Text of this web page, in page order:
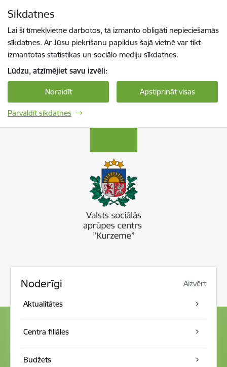
Sīkdatnes
Lai šī tīmekļvietne darbotos, tā izmanto obligāti nepieciešamās
sīkdatnes. Ar Jūsu piekrišanu papildus šajā vietnē var tikt
izmantotas statistikas un sociālo mediju sīkdatnes.
Lūdzu, atzīmējiet savu izvēli:
Noraidīt Apstiprināt visas
Pārvaldīt sīkdatnes
Noderīgi Aizvērt
Aktualitātes
Centra filiāles
Budžets